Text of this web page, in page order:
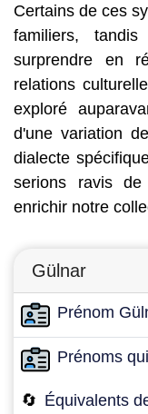
Certains de ces
familiers,
surprendre en
relations
exploré
d'une variation
dialecte
serions ravis
enrichir notre
Gülnar
Prénom
Prénoms
🔄 Équivalents